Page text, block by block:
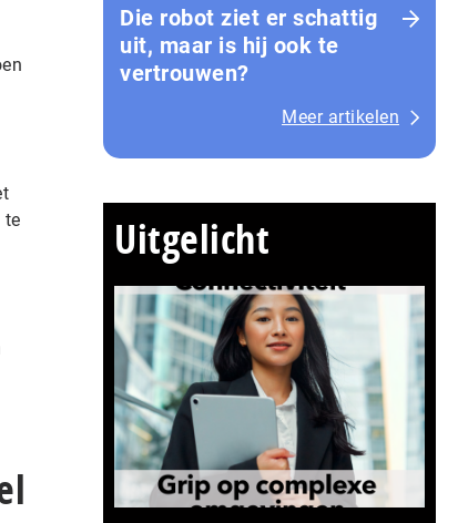
te
Die robot ziet er schattig
uit, maar is hij ook te
vertrouwen?
Meer artikelen
Uitgelicht